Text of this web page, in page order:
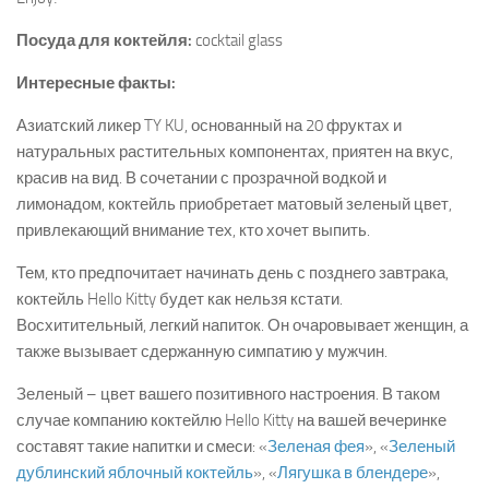
Посуда для коктейля: cocktail glass
Интересные факты:
Азиатский ликер TY KU, основанный на 20 фруктах и
натуральных растительных компонентах, приятен на вкус,
красив на вид. В сочетании с прозрачной водкой и
лимонадом, коктейль приобретает матовый зеленый цвет,
привлекающий внимание тех, кто хочет выпить.
Тем, кто предпочитает начинать день с позднего завтрака,
коктейль Hello Kitty будет как нельзя кстати.
Восхитительный, легкий напиток. Он очаровывает женщин, а
также вызывает сдержанную симпатию у мужчин.
Зеленый – цвет вашего позитивного настроения. В таком
случае компанию коктейлю Hello Kitty на вашей вечеринке
составят такие напитки и смеси: «Зеленая фея», «Зеленый
дублинский яблочный коктейль», «Лягушка в блендере»,